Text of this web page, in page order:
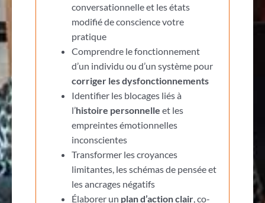
conversationnelle et les états
modifié de conscience votre
pratique
Comprendre le fonctionnement
d’un individu ou d’un système pour
corriger les dysfonctionnements
Identifier les blocages liés à
l’histoire personnelle et les
empreintes émotionnelles
inconscientes
Transformer les croyances
limitantes, les schémas de pensée et
les ancrages négatifs
Élaborer un plan d’action clair, co-